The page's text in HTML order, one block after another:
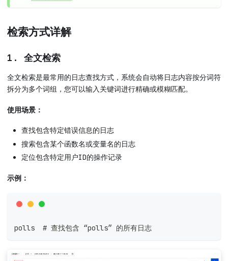
检索方式详解
1. 全文检索
全文检索是最常用的日志查找方式，系统会自动将日志内容按分词符
拆分为多个词组，您可以输入关键词进行精确或模糊匹配。
使用场景：
查找包含特定错误信息的日志
搜索包含某个函数名或变量名的日志
定位包含特定用户ID的操作记录
示例：
polls  # 查找包含 “polls” 的所有日志